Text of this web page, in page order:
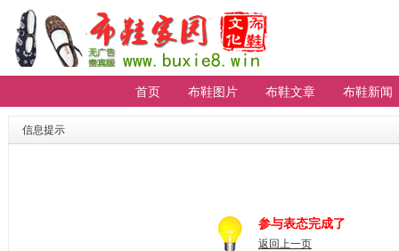
首页 布鞋图片 布鞋文章 布鞋新闻
信息提示
参与表态完成了
返回上一页